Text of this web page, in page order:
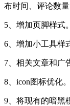
布时间、评论数
5、增加页脚样式。
6、增加小工具样
7、相关文章和广
8、icon图标优化。
9、将现有的暗黑